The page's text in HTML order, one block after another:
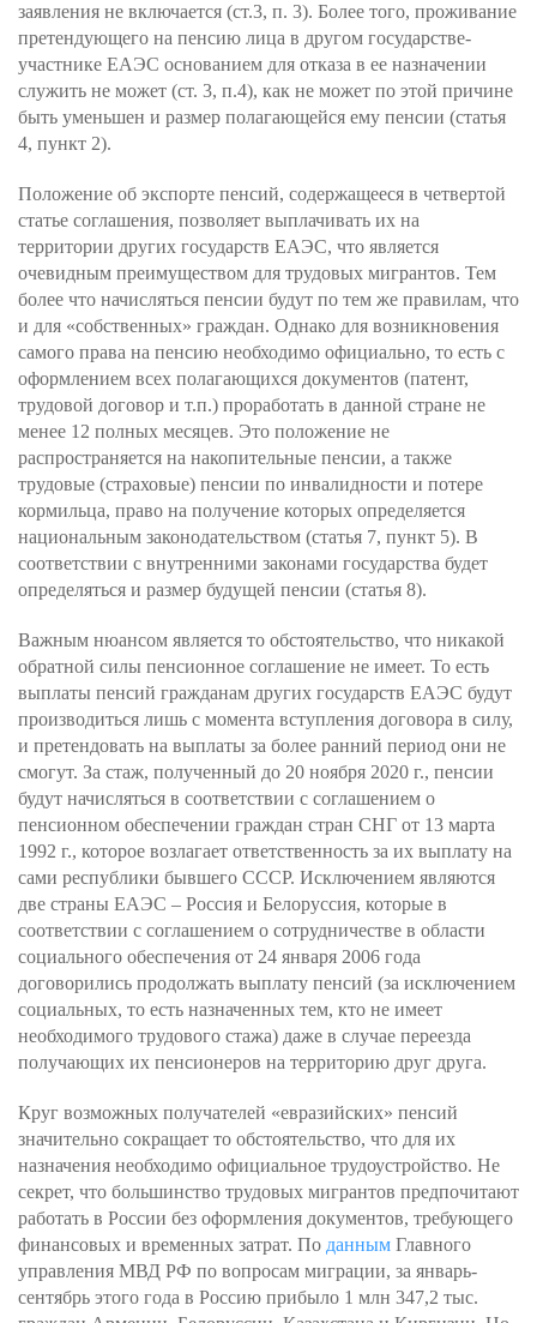
заявления не включается (ст.3, п. 3). Более того, проживание
претендующего на пенсию лица в другом государстве-
участнике ЕАЭС основанием для отказа в ее назначении
служить не может (ст. 3, п.4), как не может по этой причине
быть уменьшен и размер полагающейся ему пенсии (статья
4, пункт 2).
Положение об экспорте пенсий, содержащееся в четвертой
статье соглашения, позволяет выплачивать их на
территории других государств ЕАЭС, что является
очевидным преимуществом для трудовых мигрантов. Тем
более что начисляться пенсии будут по тем же правилам, что
и для «собственных» граждан. Однако для возникновения
самого права на пенсию необходимо официально, то есть с
оформлением всех полагающихся документов (патент,
трудовой договор и т.п.) проработать в данной стране не
менее 12 полных месяцев. Это положение не
распространяется на накопительные пенсии, а также
трудовые (страховые) пенсии по инвалидности и потере
кормильца, право на получение которых определяется
национальным законодательством (статья 7, пункт 5). В
соответствии с внутренними законами государства будет
определяться и размер будущей пенсии (статья 8).
Важным нюансом является то обстоятельство, что никакой
обратной силы пенсионное соглашение не имеет. То есть
выплаты пенсий гражданам других государств ЕАЭС будут
производиться лишь с момента вступления договора в силу,
и претендовать на выплаты за более ранний период они не
смогут. За стаж, полученный до 20 ноября 2020 г., пенсии
будут начисляться в соответствии с соглашением о
пенсионном обеспечении граждан стран СНГ от 13 марта
1992 г., которое возлагает ответственность за их выплату на
сами республики бывшего СССР. Исключением являются
две страны ЕАЭС – Россия и Белоруссия, которые в
соответствии с соглашением о сотрудничестве в области
социального обеспечения от 24 января 2006 года
договорились продолжать выплату пенсий (за исключением
социальных, то есть назначенных тем, кто не имеет
необходимого трудового стажа) даже в случае переезда
получающих их пенсионеров на территорию друг друга.
Круг возможных получателей «евразийских» пенсий
значительно сокращает то обстоятельство, что для их
назначения необходимо официальное трудоустройство. Не
секрет, что большинство трудовых мигрантов предпочитают
работать в России без оформления документов, требующего
финансовых и временных затрат. По данным Главного
управления МВД РФ по вопросам миграции, за январь-
сентябрь этого года в Россию прибыло 1 млн 347,2 тыс.